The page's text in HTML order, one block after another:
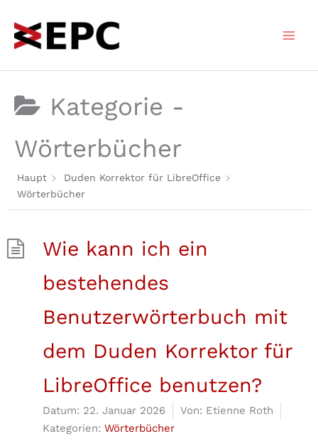
Inhalt
springen
Kategorie -
Wörterbücher
Haupt
Duden Korrektor für LibreOffice
Wörterbücher
Wie kann ich ein
bestehendes
Benutzerwörterbuch mit
dem Duden Korrektor für
LibreOffice benutzen?
Datum: 22. Januar 2026 Von: Etienne Roth
Kategorien: Wörterbücher